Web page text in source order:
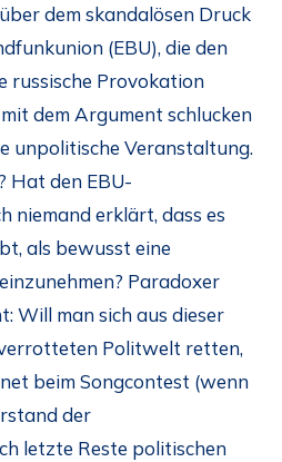
dem skandalösen Druck
(EBU), die den
russische Provokation
dem Argument schlucken
unpolitische Veranstaltung.
Hat den EBU-
niemand erklärt, dass es
als bewusst eine
Paradoxer
Will man sich aus dieser
Politwelt retten,
beim Songcontest (wenn
der
letzte Reste politischen